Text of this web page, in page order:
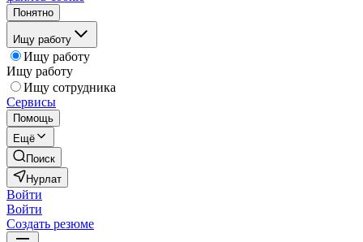
Понятно
Ищу работу
Ищу работу
Ищу работу
Ищу сотрудника
Сервисы
Помощь
Ещё
Поиск
Нурлат
Войти
Войти
Создать резюме